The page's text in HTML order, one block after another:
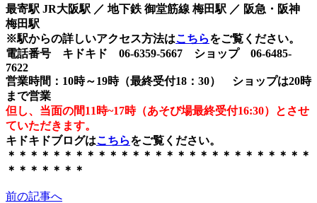
最寄駅 JR大阪駅 ／ 地下鉄 御堂筋線 梅田駅 ／ 阪急・阪神
梅田駅
※駅からの詳しいアクセス方法はこちらをご覧ください。
電話番号 キドキド 06-6359-5667 ショップ 06-6485-
7622
営業時間：10時～19時（最終受付18：30） ショップは20時
まで営業
但し、当面の間11時~17時（あそび場最終受付16:30）とさせ
ていただきます。
キドキドブログはこちらをご覧ください。
＊＊＊＊＊＊＊＊＊＊＊＊＊＊＊＊＊＊＊＊＊＊＊＊＊＊＊
＊＊＊＊＊＊＊
前の記事へ